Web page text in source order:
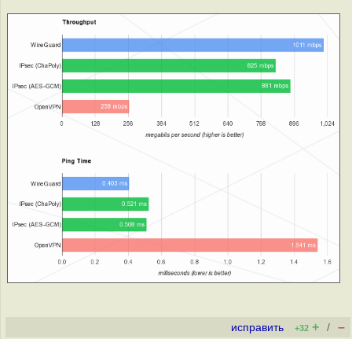
исправить +32 + / –